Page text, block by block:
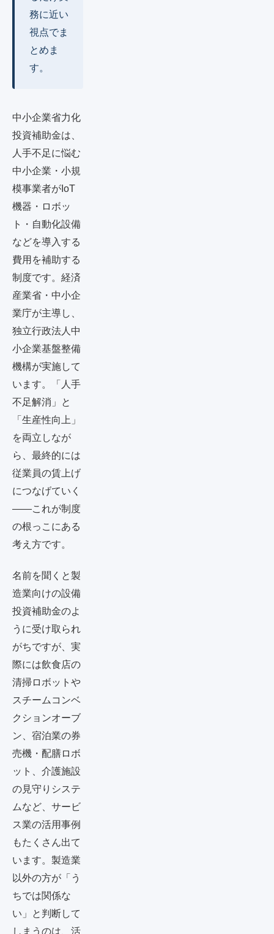
務に近い
視点でま
とめま
す。
中小企業省力化
投資補助金は、
人手不足に悩む
中小企業・小規
模事業者がIoT
機器・ロボッ
ト・自動化設備
などを導入する
費用を補助する
制度です。経済
産業省・中小企
業庁が主導し、
独立行政法人中
小企業基盤整備
機構が実施して
います。「人手
不足解消」と
「生産性向上」
を両立しなが
ら、最終的には
従業員の賃上げ
につなげていく
――これが制度
の根っこにある
考え方です。
名前を聞くと製
造業向けの設備
投資補助金のよ
うに受け取られ
がちですが、実
際には飲食店の
清掃ロボットや
スチームコンベ
クションオーブ
ン、宿泊業の券
売機・配膳ロボ
ット、介護施設
の見守りシステ
ムなど、サービ
ス業の活用事例
もたくさん出て
います。製造業
以外の方が「う
ちでは関係な
い」と判断して
しまうのは、活